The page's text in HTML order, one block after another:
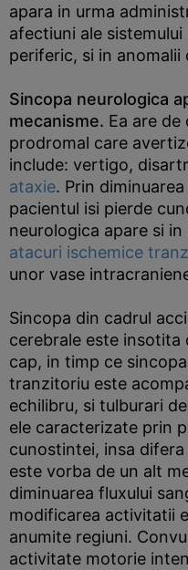
apara in urma
afectiuni ale
periferic, si in anomalii
Sincopa neurologica
mecanisme. Ea are
prodromal care
include: vertigo,
ataxie. Prin
pacientul isi pierde
neurologica apare si
atacuri ischemice
unor vase
Sincopa din cadrul
cerebrale este
cap, in timp ce
tranzitoriu este
echilibru, si tulburari
ele caracterizate prin
cunostintei, insa
este vorba de un alt
diminuarea fluxului
modificarea activitatii
anumite regiuni.
activitate motorie